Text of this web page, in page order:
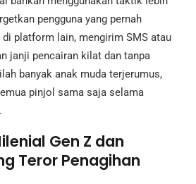
pengguna yang pernah
platform lain, mengirim SMS atau
janji pencairan kilat dan tanpa
banyak anak muda terjerumus,
pinjol sama saja selama
Gen Z dan
Teror Penagihan